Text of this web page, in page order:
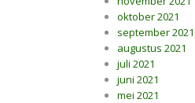
oktober 2021
september 2021
augustus 2021
juli 2021
juni 2021
mei 2021